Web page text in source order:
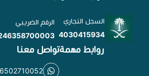
السجل التجاري
4030415934
الرقم الضريبي
روابط مهمةتواصل معنا